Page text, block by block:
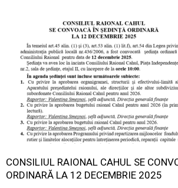
CONSILIUL RAIONAL CAHUL SE
ORDINARĂ LA 12 DECEMBRIE 2025